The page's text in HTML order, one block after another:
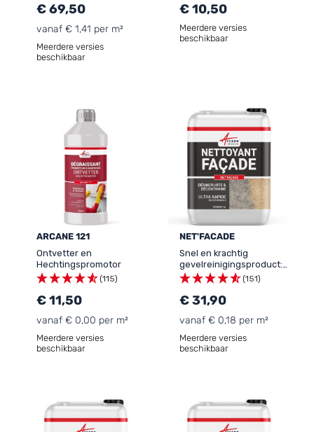
€ 69,50
vanaf € 1,41 per m²
Meerdere versies
beschikbaar
€ 10,50
Meerdere versies
beschikbaar
ARCANE 121
Ontvetter en
Hechtingspromotor
(115)
€ 11,50
vanaf € 0,00 per m²
Meerdere versies
beschikbaar
NET'FACADE
Snel en krachtig
gevelreinigingsproduct:
NET'FACADE
(151)
€ 31,90
vanaf € 0,18 per m²
Meerdere versies
beschikbaar